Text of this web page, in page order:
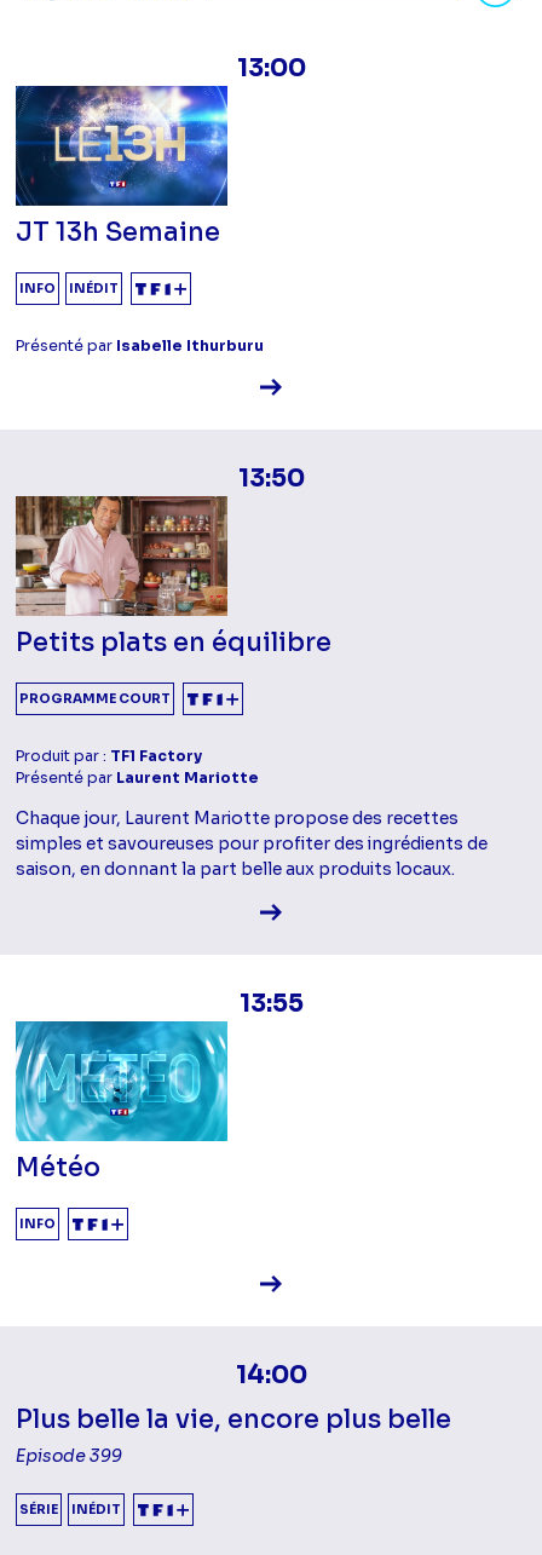
13:00
JT 13h Semaine
INFO INÉDIT
Présenté par Isabelle Ithurburu
Voir la fiche diffusion
13:50
Petits plats en équilibre
PROGRAMME COURT
Produit par : TF1 Factory
Présenté par Laurent Mariotte
Chaque jour, Laurent Mariotte propose des recettes
simples et savoureuses pour profiter des ingrédients de
saison, en donnant la part belle aux produits locaux.
Voir la fiche diffusion
13:55
Météo
INFO
Voir la fiche diffusion
14:00
Plus belle la vie, encore plus belle
Episode 399
SÉRIE INÉDIT